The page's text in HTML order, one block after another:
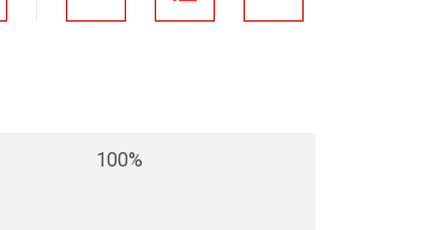
100%